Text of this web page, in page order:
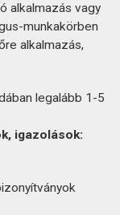
alkalmazás vagy
munkakörben
alkalmazás,
legalább 1-5
igazolások: